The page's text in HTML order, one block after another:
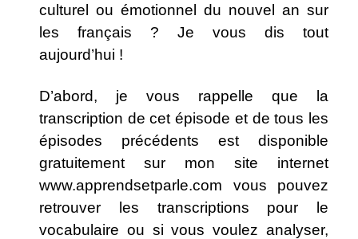
culturel ou émotionnel du nouvel an sur
les français ? Je vous dis tout
aujourd’hui !
D’abord, je vous rappelle que la
transcription de cet épisode et de tous les
épisodes précédents est disponible
gratuitement sur mon site internet
www.apprendsetparle.com vous pouvez
retrouver les transcriptions pour le
vocabulaire ou si vous voulez analyser,